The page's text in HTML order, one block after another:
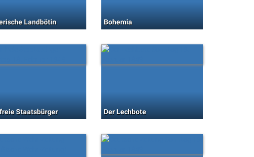
Landbötin Bohemia
Staatsbürger Der Lechbote